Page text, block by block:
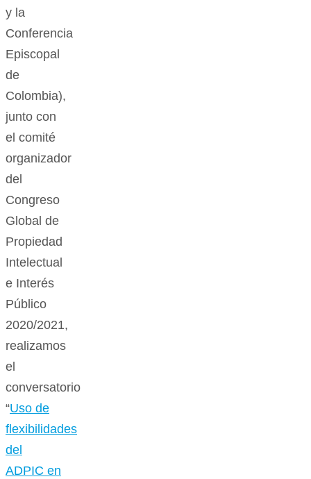
y la
Conferencia
Episcopal
de
Colombia),
junto con
el comité
organizador
del
Congreso
Global de
Propiedad
Intelectual
e Interés
Público
2020/2021,
realizamos
el
conversatorio
“Uso de
flexibilidades
del
ADPIC en